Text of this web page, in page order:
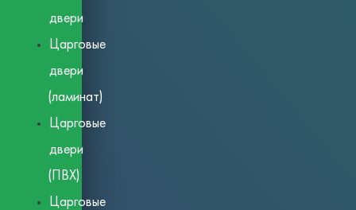
двери
Царговые
двери
(ламинат)
Царговые
двери
(ПВХ)
Царговые